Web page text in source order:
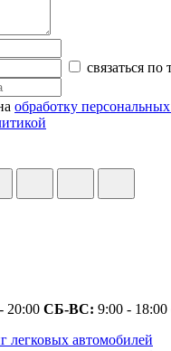
связаться по
обработку
20:00 СБ-ВС: 9:00 - 18:00
легковых автомобилей